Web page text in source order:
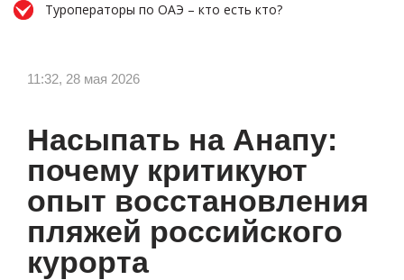
Туроператоры по ОАЭ – кто есть кто?
11:32, 28 мая 2026
Насыпать на Анапу:
почему критикуют
опыт восстановления
пляжей российского
курорта